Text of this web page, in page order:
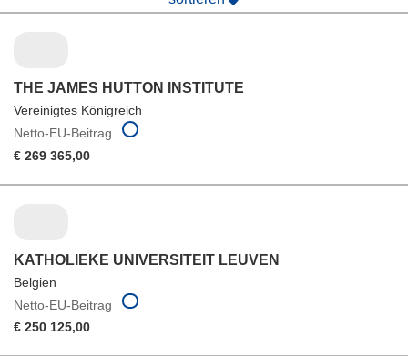
THE JAMES HUTTON INSTITUTE
Vereinigtes Königreich
Netto-EU-Beitrag
€ 269 365,00
KATHOLIEKE UNIVERSITEIT LEUVEN
Belgien
Netto-EU-Beitrag
€ 250 125,00